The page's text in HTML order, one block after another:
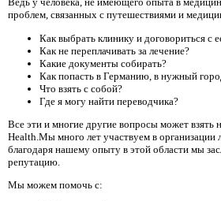
проблем, связанных с путешествиями и
Как выбрать клинику и договориться с
Как не переплачивать за лечение?
Какие документы собирать?
Как попасть в Германию, в нужный
Что взять с собой?
Где я могу найти переводчика?
Все эти и многие другие вопросы может взять
Health.Мы много лет участвуем в организации
благодаря нашему опыту в этой области мы
репутацию.
Мы можем помочь с: